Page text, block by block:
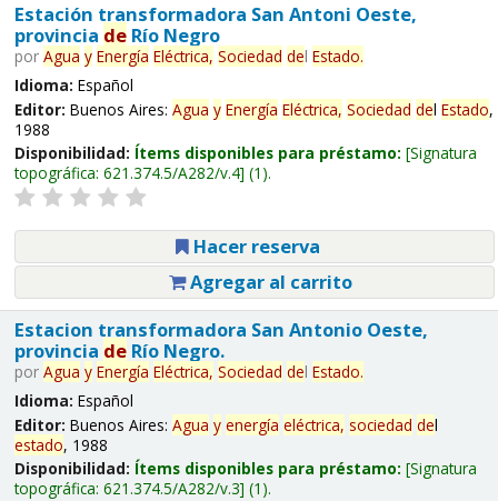
Estación transformadora San Antoni Oeste,
provincia deRío Negro
por Agua y Energía Eléctrica, Sociedad del Estado.
Idioma: Español
Editor: Buenos Aires: Agua y Energía Eléctrica, Sociedad del Estado,
1988
Disponibilidad: Ítems disponibles para préstamo: Signatura
topográfica: 621.374.5/A282/v.4 (1).
Hacer reserva
Agregar al carrito
Estacion transformadora San Antonio Oeste,
provincia deRío Negro.
por Agua y Energía Eléctrica, Sociedad del Estado.
Idioma: Español
Editor: Buenos Aires: Agua y energía eléctrica, sociedad del
estado, 1988
Disponibilidad: Ítems disponibles para préstamo: Signatura
topográfica: 621.374.5/A282/v.3 (1).